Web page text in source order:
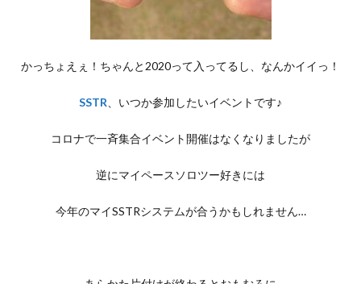
かっちょえぇ！ちゃんと2020って入ってるし、なんかイイっ！
SSTR 、いつか参加したいイベントです♪
コロナで一斉集合イベント開催はなくなりましたが
逆にマイペースソロツー好きには
今年のマイSSTRシステムが合うかもしれません…